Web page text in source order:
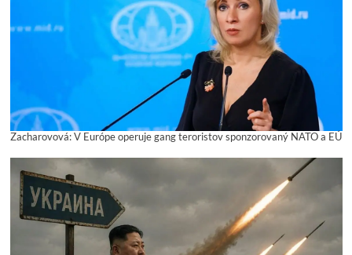
Zacharovová: V Európe operuje gang teroristov sponzorovaný NATO a EÚ